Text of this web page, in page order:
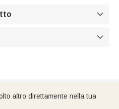


altro direttamente nella tua